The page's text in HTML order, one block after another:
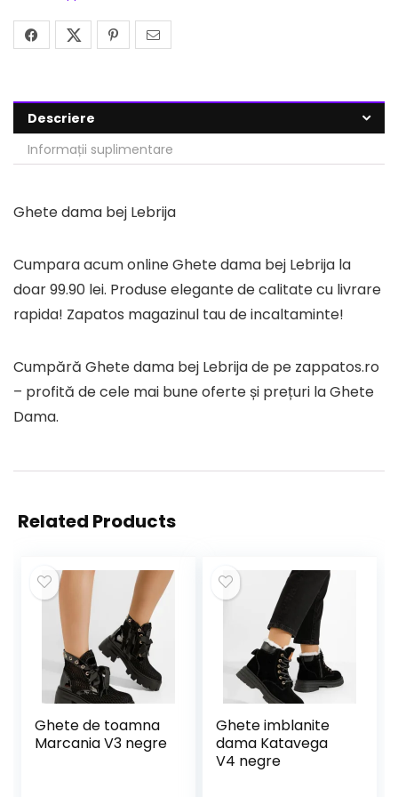
Descriere
Informații suplimentare
Ghete dama bej Lebrija
Cumpara acum online Ghete dama bej Lebrija la
doar 99.90 lei. Produse elegante de calitate cu livrare
rapida! Zapatos magazinul tau de incaltaminte!
Cumpără Ghete dama bej Lebrija de pe zappatos.ro
– profită de cele mai bune oferte și prețuri la Ghete
Dama.
Related Products
Ghete de toamna
Marcania V3 negre
Ghete imblanite
dama Katavega
V4 negre